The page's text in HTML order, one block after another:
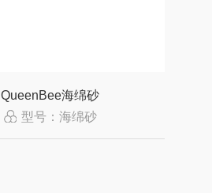
QueenBee海绵砂
型号：海绵砂